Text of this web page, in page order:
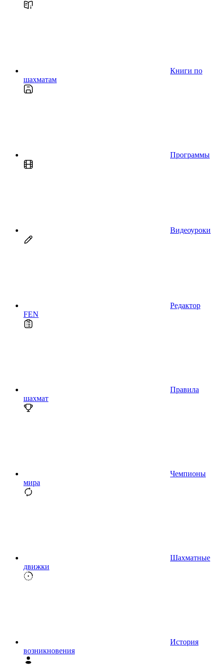
Книги по
шахматам
Программы
Видеоуроки
Редактор
FEN
Правила
шахмат
Чемпионы
мира
Шахматные
движки
История
возникновения